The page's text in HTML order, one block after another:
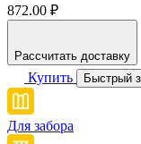
872.00 ₽
Рассчитать доставку
Купить Быстрый
Для забора